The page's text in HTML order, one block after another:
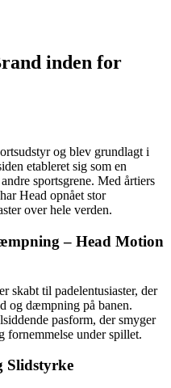
inden for
og blev grundlagt i
etableret sig som en
sportsgrene. Med årtiers
Head opnået stor
over hele verden.
– Head Motion
skabt til padelentusiaster, der
og dæmpning på banen.
pasform, der smyger
fornemmelse under spillet.
Slidstyrke